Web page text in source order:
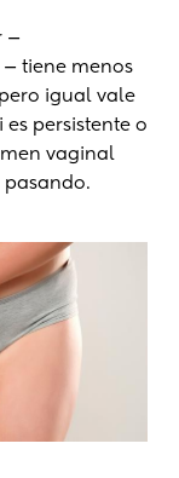
—
tiene menos
igual vale
persistente o
vaginal
pasando.